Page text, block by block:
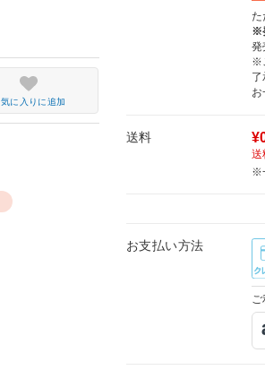
た
※
発
※
了
送料
送
※
お支払い方法
に入りに追加